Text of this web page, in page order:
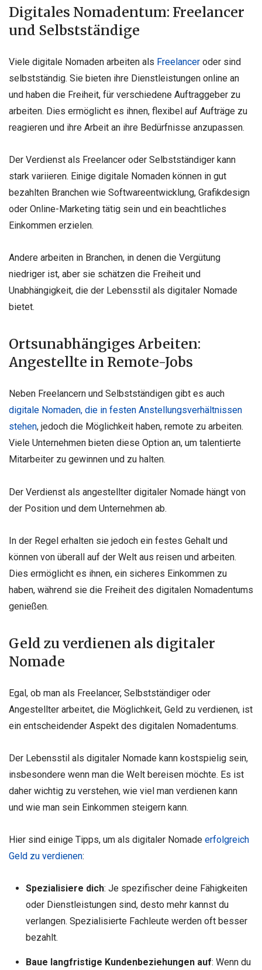
Digitales Nomadentum: Freelancer
und Selbstständige
Viele digitale Nomaden arbeiten als Freelancer oder sind
selbstständig. Sie bieten ihre Dienstleistungen online an
und haben die Freiheit, für verschiedene Auftraggeber zu
arbeiten. Dies ermöglicht es ihnen, flexibel auf Aufträge zu
reagieren und ihre Arbeit an ihre Bedürfnisse anzupassen.
Der Verdienst als Freelancer oder Selbstständiger kann
stark variieren. Einige digitale Nomaden können in gut
bezahlten Branchen wie Softwareentwicklung, Grafikdesign
oder Online-Marketing tätig sein und ein beachtliches
Einkommen erzielen.
Andere arbeiten in Branchen, in denen die Vergütung
niedriger ist, aber sie schätzen die Freiheit und
Unabhängigkeit, die der Lebensstil als digitaler Nomade
bietet.
Ortsunabhängiges Arbeiten:
Angestellte in Remote-Jobs
Neben Freelancern und Selbstständigen gibt es auch
digitale Nomaden, die in festen Anstellungsverhältnissen
stehen, jedoch die Möglichkeit haben, remote zu arbeiten.
Viele Unternehmen bieten diese Option an, um talentierte
Mitarbeiter zu gewinnen und zu halten.
Der Verdienst als angestellter digitaler Nomade hängt von
der Position und dem Unternehmen ab.
In der Regel erhalten sie jedoch ein festes Gehalt und
können von überall auf der Welt aus reisen und arbeiten.
Dies ermöglicht es ihnen, ein sicheres Einkommen zu
haben, während sie die Freiheit des digitalen Nomadentums
genießen.
Geld zu verdienen als digitaler
Nomade
Egal, ob man als Freelancer, Selbstständiger oder
Angestellter arbeitet, die Möglichkeit, Geld zu verdienen, ist
ein entscheidender Aspekt des digitalen Nomadentums.
Der Lebensstil als digitaler Nomade kann kostspielig sein,
insbesondere wenn man die Welt bereisen möchte. Es ist
daher wichtig zu verstehen, wie viel man verdienen kann
und wie man sein Einkommen steigern kann.
Hier sind einige Tipps, um als digitaler Nomade erfolgreich
Geld zu verdienen:
Spezialisiere dich: Je spezifischer deine Fähigkeiten
oder Dienstleistungen sind, desto mehr kannst du
verlangen. Spezialisierte Fachleute werden oft besser
bezahlt.
Baue langfristige Kundenbeziehungen auf: Wenn du